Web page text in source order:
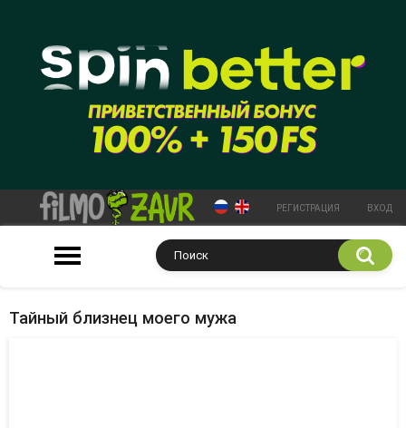
РЕГИСТРАЦИЯ ВХОД
Тайный близнец моего мужа